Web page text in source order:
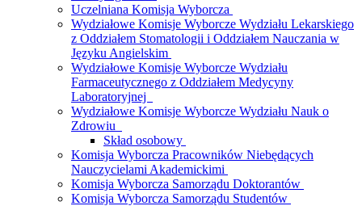
Uczelniana Komisja Wyborcza
Wydziałowe Komisje Wyborcze Wydziału Lekarskiego
z Oddziałem Stomatologii i Oddziałem Nauczania w
Języku Angielskim
Wydziałowe Komisje Wyborcze Wydziału
Farmaceutycznego z Oddziałem Medycyny
Laboratoryjnej
Wydziałowe Komisje Wyborcze Wydziału Nauk o
Zdrowiu
Skład osobowy
Komisja Wyborcza Pracowników Niebędących
Nauczycielami Akademickimi
Komisja Wyborcza Samorządu Doktorantów
Komisja Wyborcza Samorządu Studentów